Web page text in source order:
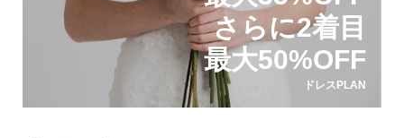
さらに2着目
最大50%OFF
ドレスPLAN